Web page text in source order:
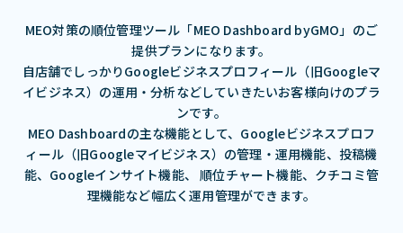
MEO対策の順位管理ツール「MEO Dashboard byGMO」のご
提供プランになります。
自店舗でしっかりGoogleビジネスプロフィール（旧Googleマ
イビジネス）の運用・分析などしていきたいお客様向けのプラ
ンです。
MEO Dashboardの主な機能として、Googleビジネスプロフ
ィール（旧Googleマイビジネス）の管理・運用機能、投稿機
能、Googleインサイト機能、 順位チャート機能、クチコミ管
理機能など幅広く運用管理ができます。